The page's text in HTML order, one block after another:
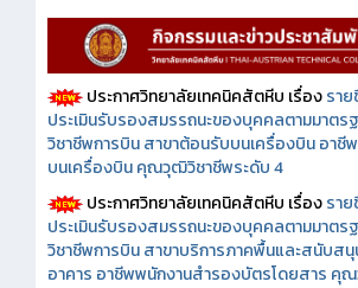
ประกาศวิทยาลัยเทคนิคสัตหีบ เรื่องรา
ประเมินรับรองสมรรถนะของบุคคลตามมาตร
วิชาชีพการบิน สาขาต้อนรับบนเครื่องบิน อาชี
บนเครื่องบิน คุณวุฒิวิชาชีพระดับ 4
ประกาศวิทยาลัยเทคนิคสัตหีบ เรื่องรา
ประเมินรับรองสมรรถนะของบุคคลตามมาตร
วิชาชีพการบิน สาขาบริการภาคพื้นและสนับส
อาคาร อาชีพพนักงานสำรองบัตรโดยสาร คุ